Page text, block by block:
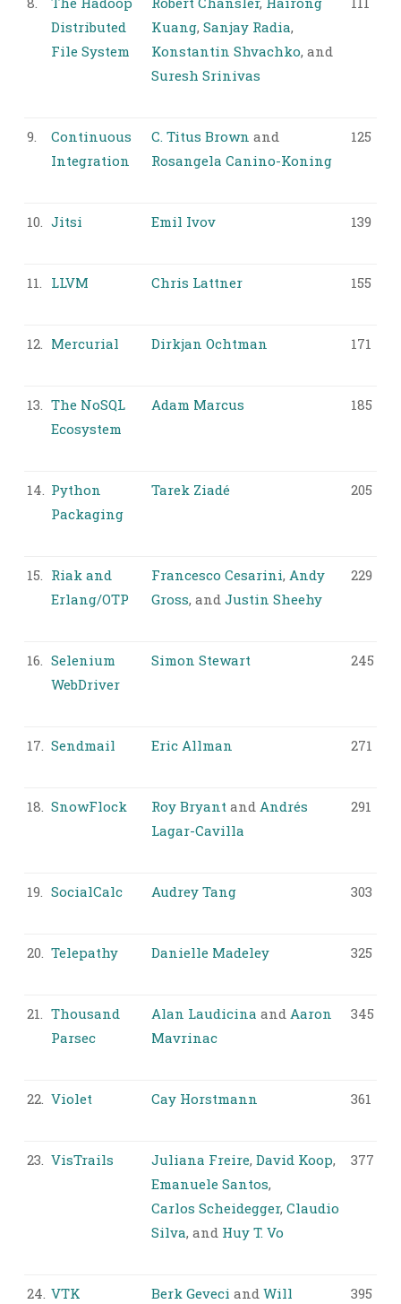
Distributed
File System
Kuang, Sanjay Radia,
Konstantin Shvachko, and
Suresh Srinivas
9.
Continuous
Integration
C. Titus Brown and
Rosangela Canino-Koning
125
10. Jitsi Emil Ivov 139
11. LLVM Chris Lattner 155
12. Mercurial Dirkjan Ochtman 171
13. The NoSQL
Ecosystem
Adam Marcus 185
14. Python
Packaging
Tarek Ziadé 205
15. Riak and
Erlang/OTP
Francesco Cesarini, Andy
Gross, and Justin Sheehy
229
16. Selenium
WebDriver
Simon Stewart 245
17. Sendmail Eric Allman 271
18. SnowFlock Roy Bryant and Andrés
Lagar-Cavilla
291
19. SocialCalc Audrey Tang 303
20. Telepathy Danielle Madeley 325
21. Thousand
Parsec
Alan Laudicina and Aaron
Mavrinac
345
22. Violet Cay Horstmann 361
23. VisTrails Juliana Freire, David Koop,
Emanuele Santos,
Carlos Scheidegger, Claudio
Silva, and Huy T. Vo
377
24. VTK Berk Geveci and Will
395